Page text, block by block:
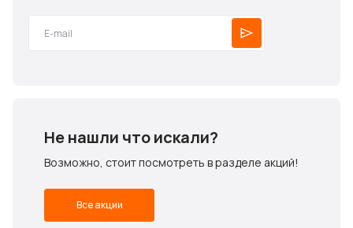
Не нашли что искали?
Возможно, стоит посмотреть в разделе акций!
Все акции